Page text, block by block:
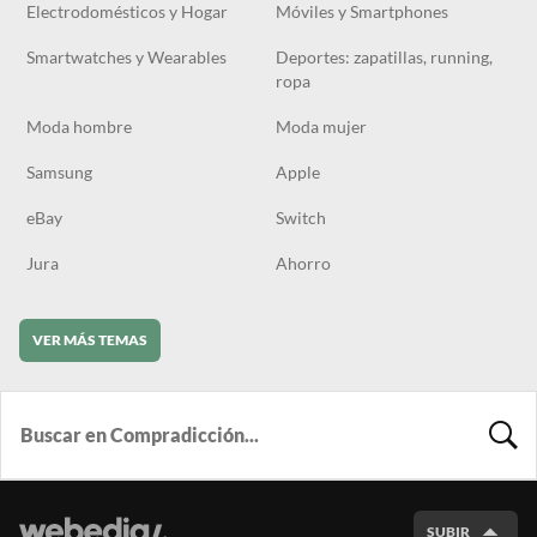
Electrodomésticos y Hogar Móviles y Smartphones
Smartwatches y Wearables
Deportes: zapatillas, running,
ropa
Moda hombre Moda mujer
Samsung Apple
eBay Switch
Jura Ahorro
VER MÁS TEMAS
SUBIR